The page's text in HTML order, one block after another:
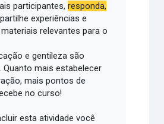
participantes,responda,
experiências e
relevantes para o
e gentileza são
Quanto mais estabelecer
mais pontos de
no curso!
esta atividade você